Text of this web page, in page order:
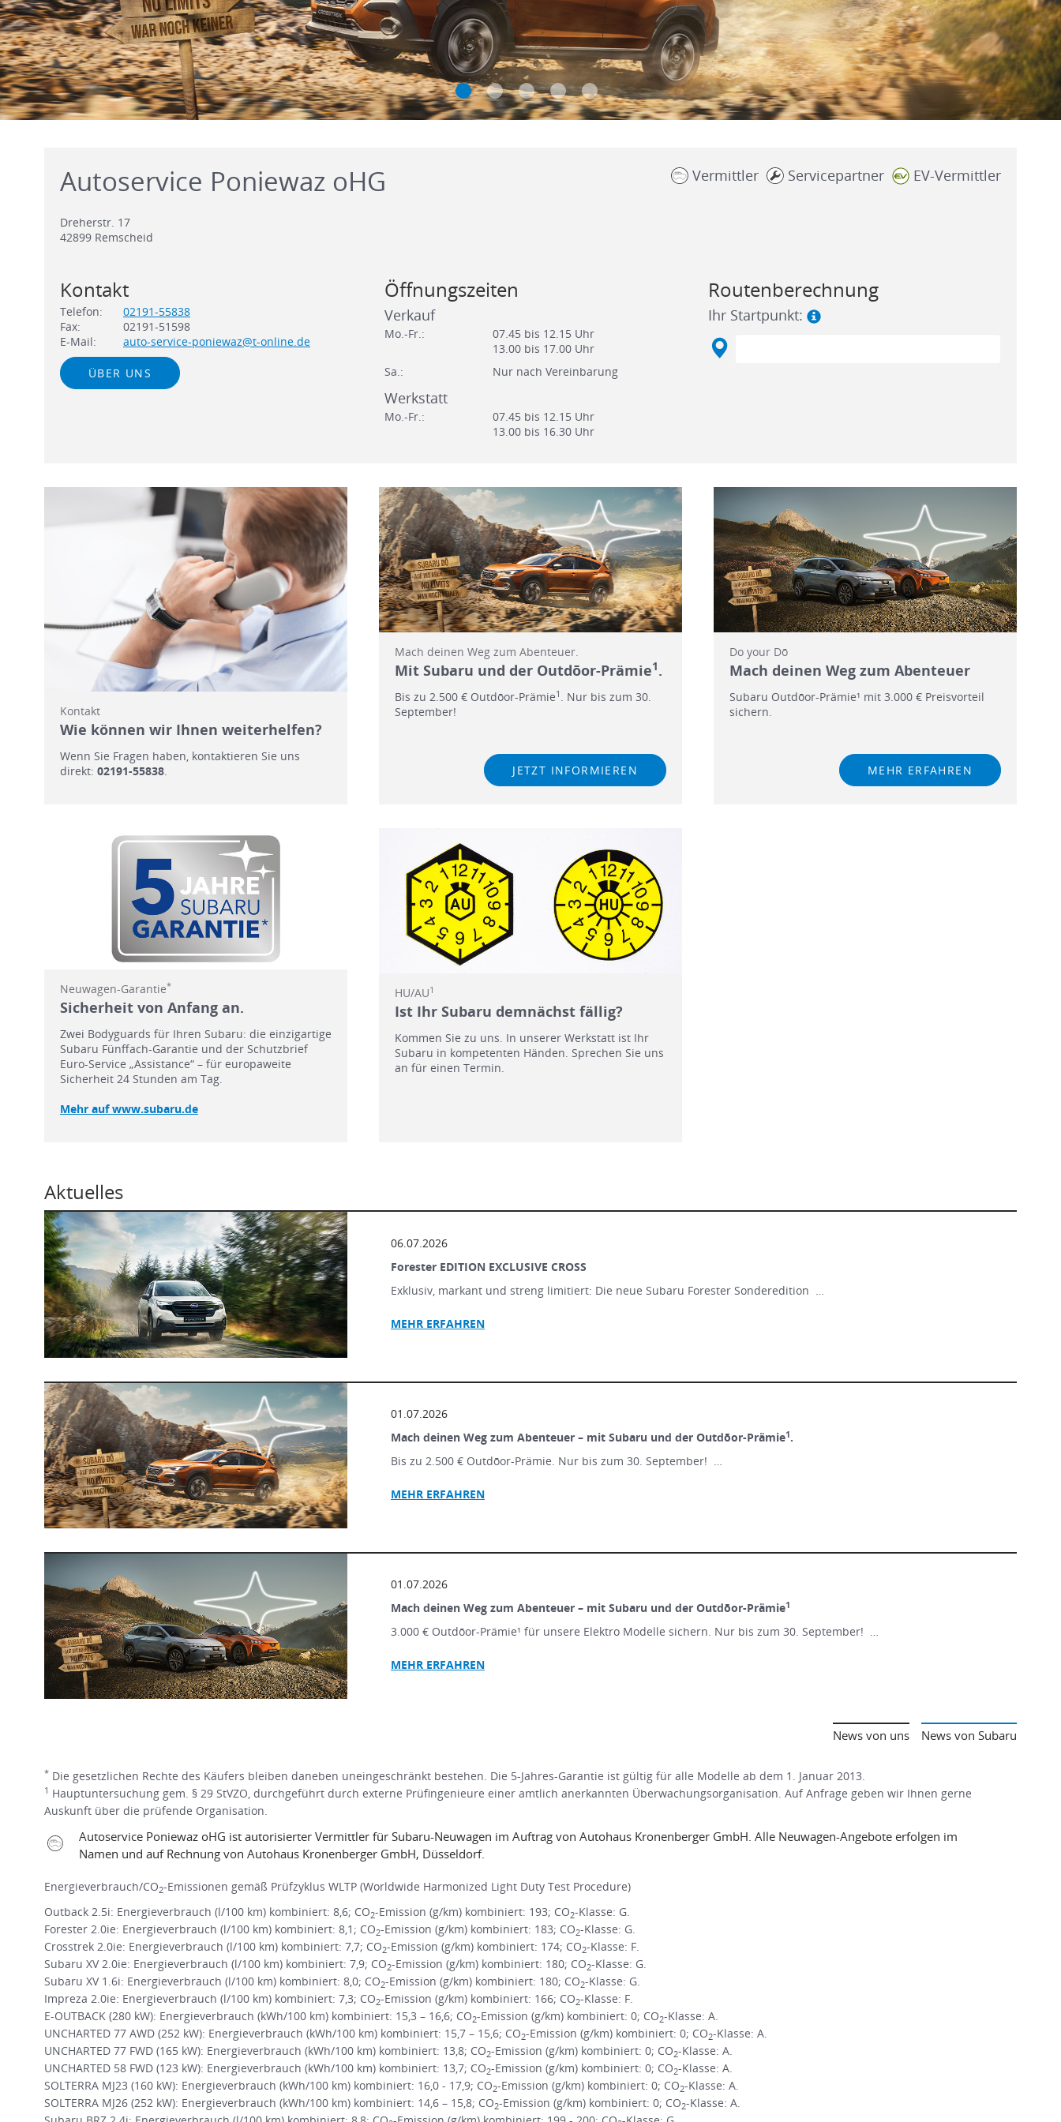
Autoservice Poniewaz oHG
Dreherstr. 17
42899 Remscheid
Vermittler Servicepartner EV-Vermittler
Kontakt
Telefon:
02191-55838
Fax:
02191-51598
E-Mail:
auto-service-poniewaz@t-online.de
ÜBER UNS
Öffnungszeiten
Verkauf
Mo.-Fr.:
07.45 bis 12.15 Uhr
13.00 bis 17.00 Uhr
Sa.:
Nur nach Vereinbarung
Werkstatt
Mo.-Fr.:
07.45 bis 12.15 Uhr
13.00 bis 16.30 Uhr
Routenberechnung
Ihr Startpunkt:
Kontakt
Wie können wir Ihnen weiterhelfen?
Wenn Sie Fragen haben, kontaktieren Sie uns
direkt: 02191-55838
Mach deinen Weg zum Abenteuer.
Mit Subaru und der Outdōor-Prämie1.
Bis zu 2.500 € Outdōor-Prämie1 . Nur bis zum 30.
September!
JETZT INFORMIEREN
Do your Dō
Mach deinen Weg zum Abenteuer
Subaru Outdōor-Prämie¹ mit 3.000 € Preisvorteil
sichern.
MEHR ERFAHREN
Neuwagen-Garantie*
Sicherheit von Anfang an.
Zwei Bodyguards für Ihren Subaru: die einzigartige
Subaru Fünffach-Garantie und der Schutzbrief
Euro-Service „Assistance“ – für europaweite
Sicherheit 24 Stunden am Tag.
Mehr auf www.subaru.de
HU/AU1
Ist Ihr Subaru demnächst fällig?
Kommen Sie zu uns. In unserer Werkstatt ist Ihr
Subaru in kompetenten Händen. Sprechen Sie uns
an für einen Termin.
Aktuelles
06.07.2026
Forester EDITION EXCLUSIVE CROSS
Exklusiv, markant und streng limitiert: Die neue Subaru Forester Sonderedition …
MEHR ERFAHREN
01.07.2026
Mach deinen Weg zum Abenteuer – mit Subaru und der Outdōor-Prämie1.
Bis zu 2.500 € Outdōor-Prämie. Nur bis zum 30. September! …
MEHR ERFAHREN
01.07.2026
Mach deinen Weg zum Abenteuer – mit Subaru und der Outdōor-Prämie1
3.000 € Outdōor-Prämie¹ für unsere Elektro Modelle sichern. Nur bis zum 30. September! …
MEHR ERFAHREN
News von Subaru
News von uns
* Die gesetzlichen Rechte des Käufers bleiben daneben uneingeschränkt bestehen. Die 5-Jahres-Garantie ist gültig für alle Modelle ab dem 1. Januar 2013.
1 Hauptuntersuchung gem. § 29 StVZO, durchgeführt durch externe Prüfingenieure einer amtlich anerkannten Überwachungsorganisation. Auf Anfrage geben wir Ihnen gerne
Auskunft über die prüfende Organisation.
Autoservice Poniewaz oHG ist autorisierter Vermittler für Subaru-Neuwagen im Auftrag von Autohaus Kronenberger GmbH. Alle Neuwagen-Angebote erfolgen im
Namen und auf Rechnung von Autohaus Kronenberger GmbH, Düsseldorf.
Energieverbrauch/CO2-Emissionen gemäß Prüfzyklus WLTP (Worldwide Harmonized Light Duty Test Procedure)
Outback 2.5i: Energieverbrauch (l/100 km) kombiniert: 8,6; CO2-Emission (g/km) kombiniert: 193; CO2-Klasse: G.
Forester 2.0ie: Energieverbrauch (l/100 km) kombiniert: 8,1; CO2-Emission (g/km) kombiniert: 183; CO2-Klasse: G.
Crosstrek 2.0ie: Energieverbrauch (l/100 km) kombiniert: 7,7; CO2-Emission (g/km) kombiniert: 174; CO2-Klasse: F.
Subaru XV 2.0ie: Energieverbrauch (l/100 km) kombiniert: 7,9; CO2-Emission (g/km) kombiniert: 180; CO2-Klasse: G.
Subaru XV 1.6i: Energieverbrauch (l/100 km) kombiniert: 8,0; CO2-Emission (g/km) kombiniert: 180; CO2-Klasse: G.
Impreza 2.0ie: Energieverbrauch (l/100 km) kombiniert: 7,3; CO2-Emission (g/km) kombiniert: 166; CO2-Klasse: F.
E-OUTBACK (280 kW): Energieverbrauch (kWh/100 km) kombiniert: 15,3 – 16,6; CO2-Emission (g/km) kombiniert: 0; CO2-Klasse: A.
UNCHARTED 77 AWD (252 kW): Energieverbrauch (kWh/100 km) kombiniert: 15,7 – 15,6; CO2-Emission (g/km) kombiniert: 0; CO2-Klasse: A.
UNCHARTED 77 FWD (165 kW): Energieverbrauch (kWh/100 km) kombiniert: 13,8; CO2-Emission (g/km) kombiniert: 0; CO2-Klasse: A.
UNCHARTED 58 FWD (123 kW): Energieverbrauch (kWh/100 km) kombiniert: 13,7; CO2-Emission (g/km) kombiniert: 0; CO2-Klasse: A.
SOLTERRA MJ23 (160 kW): Energieverbrauch (kWh/100 km) kombiniert: 16,0 - 17,9; CO2-Emission (g/km) kombiniert: 0; CO2-Klasse: A.
SOLTERRA MJ26 (252 kW): Energieverbrauch (kWh/100 km) kombiniert: 14,6 – 15,8; CO2-Emission (g/km) kombiniert: 0; CO2-Klasse: A.